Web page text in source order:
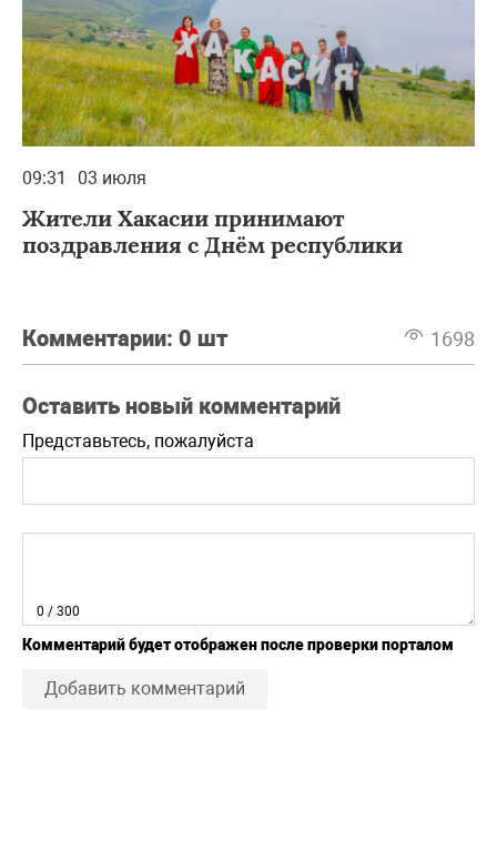
09:31 03 июля
Жители Хакасии принимают
поздравления с Днём республики
Комментарии: 0 шт 1698
Оставить новый комментарий
Представьтесь, пожалуйста
0 / 300
Комментарий будет отображен после проверки порталом
Добавить комментарий